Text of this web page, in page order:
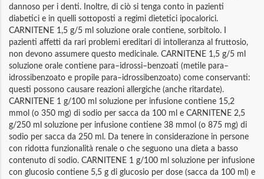
dannoso per i denti. Inoltre, di ciò si tenga conto in pazienti
diabetici e in quelli sottoposti a regimi dietetici ipocalorici.
CARNITENE 1,5 g/5 ml soluzione orale contiene, sorbitolo. I
pazienti affetti da rari problemi ereditari di intolleranza al fruttosio,
non devono assumere questo medicinale. CARNITENE 1,5 g/5 ml
soluzione orale contiene para–idrossi–benzoati (metile para–
idrossibenzoato e propile para–idrossibenzoato) come conservanti:
questi possono causare reazioni allergiche (anche ritardate).
CARNITENE 1 g/100 ml soluzione per infusione contiene 15,2
mmol (o 350 mg) di sodio per sacca da 100 ml e CARNITENE 2,5
g/250 ml soluzione per infusione contiene 38 mmol (o 875 mg) di
sodio per sacca da 250 ml. Da tenere in considerazione in persone
con ridotta funzionalità renale o che seguono una dieta a basso
contenuto di sodio. CARNITENE 1 g/100 ml soluzione per infusione
con glucosio contiene 5,5 g di glucosio per dose (sacca da 100 ml) e